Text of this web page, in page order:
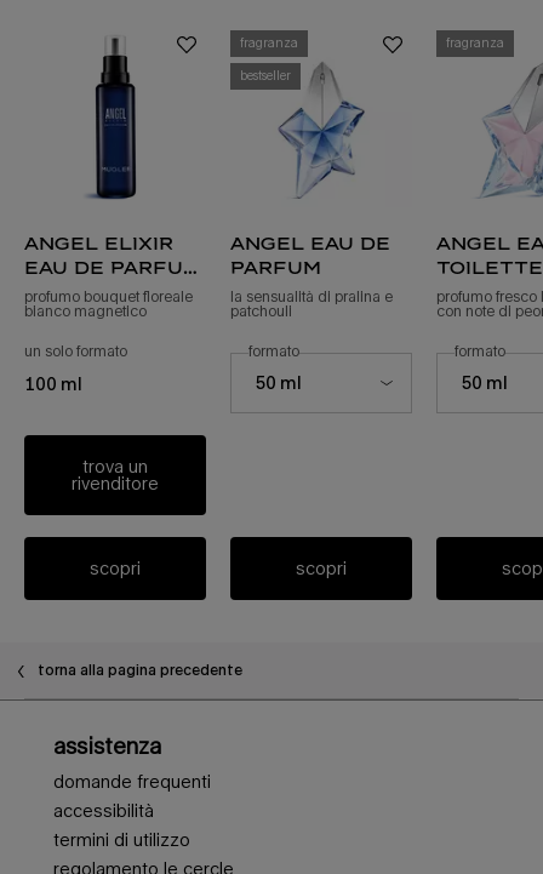
angel elixir
eau de parfum
florale
refill
profumo bouquet floreale
bianco magnetico
un solo formato per angel elixir ricarica eau de parfum florale
100 ml
trova un
rivenditore
scopri
fragranza
bestseller
angel eau de
parfum
la sensualità di pralina e
patchouli
Select a formato for angel eau de parfum
50 ml
seleziona un
formatoper angel eau de parfum
scopri
fragranza
angel
toilette
profumo fresco
con note di
Select a
50 ml
seleziona un
formatoper
torna alla pagina precedente
assistenza
domande frequenti
accessibilità
termini di utilizzo
regolamento le cercle